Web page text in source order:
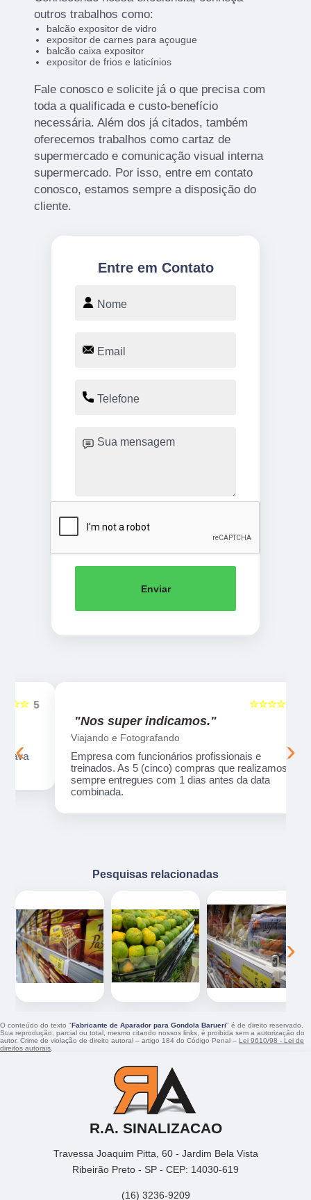
outros trabalhos como:
balcão expositor de vidro
expositor de carnes para açougue
balcão caixa expositor
expositor de frios e laticínios
Fale conosco e solicite já o que precisa com
toda a qualificada e custo-benefício
necessária. Além dos já citados, também
oferecemos trabalhos como cartaz de
supermercado e comunicação visual interna
supermercado. Por isso, entre em contato
conosco, estamos sempre a disposição do
cliente.
Entre em Contato
Enviar
5
☆☆☆☆☆
"Nos super indicamos."
Viajando e Fotografando
Empresa com funcionários profissionais e
treinados. As 5 (cinco) compras que realizamos,
sempre entregues com 1 dias antes da data
combinada.
‹ ›
Pesquisas relacionadas
‹ ›
O conteúdo do texto "Fabricante de Aparador para Gondola Barueri" é de direito reservado.
Sua reprodução, parcial ou total, mesmo citando nossos links, é proibida sem a autorização do
autor. Crime de violação de direito autoral – artigo 184 do Código Penal – Lei 9610/98 - Lei de
direitos autorais
R.A. SINALIZACAO
Travessa Joaquim Pitta, 60 - Jardim Bela Vista
Ribeirão Preto - SP - CEP: 14030-619
(16) 3236-9209